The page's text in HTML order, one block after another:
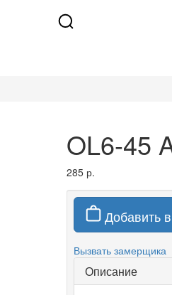
OL6-45
285 р.
Добавить
Вызвать замерщика
Описание